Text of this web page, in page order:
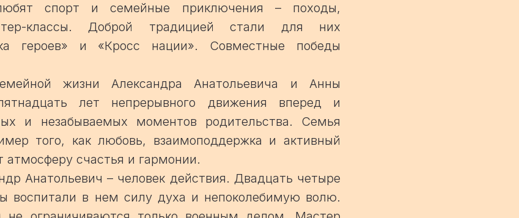
спорт и семейные приключения – походы,
классы. Доброй традицией стали для них
героев» и «Кросс нации». Совместные победы
жизни Александра Анатольевича и Анны
лет непрерывного движения вперед и
и незабываемых моментов родительства. Семья
того, как любовь, взаимоподдержка и активный
атмосферу счастья и гармонии.
Анатольевич – человек действия. Двадцать четыре
воспитали в нем силу духа и непоколебимую волю.